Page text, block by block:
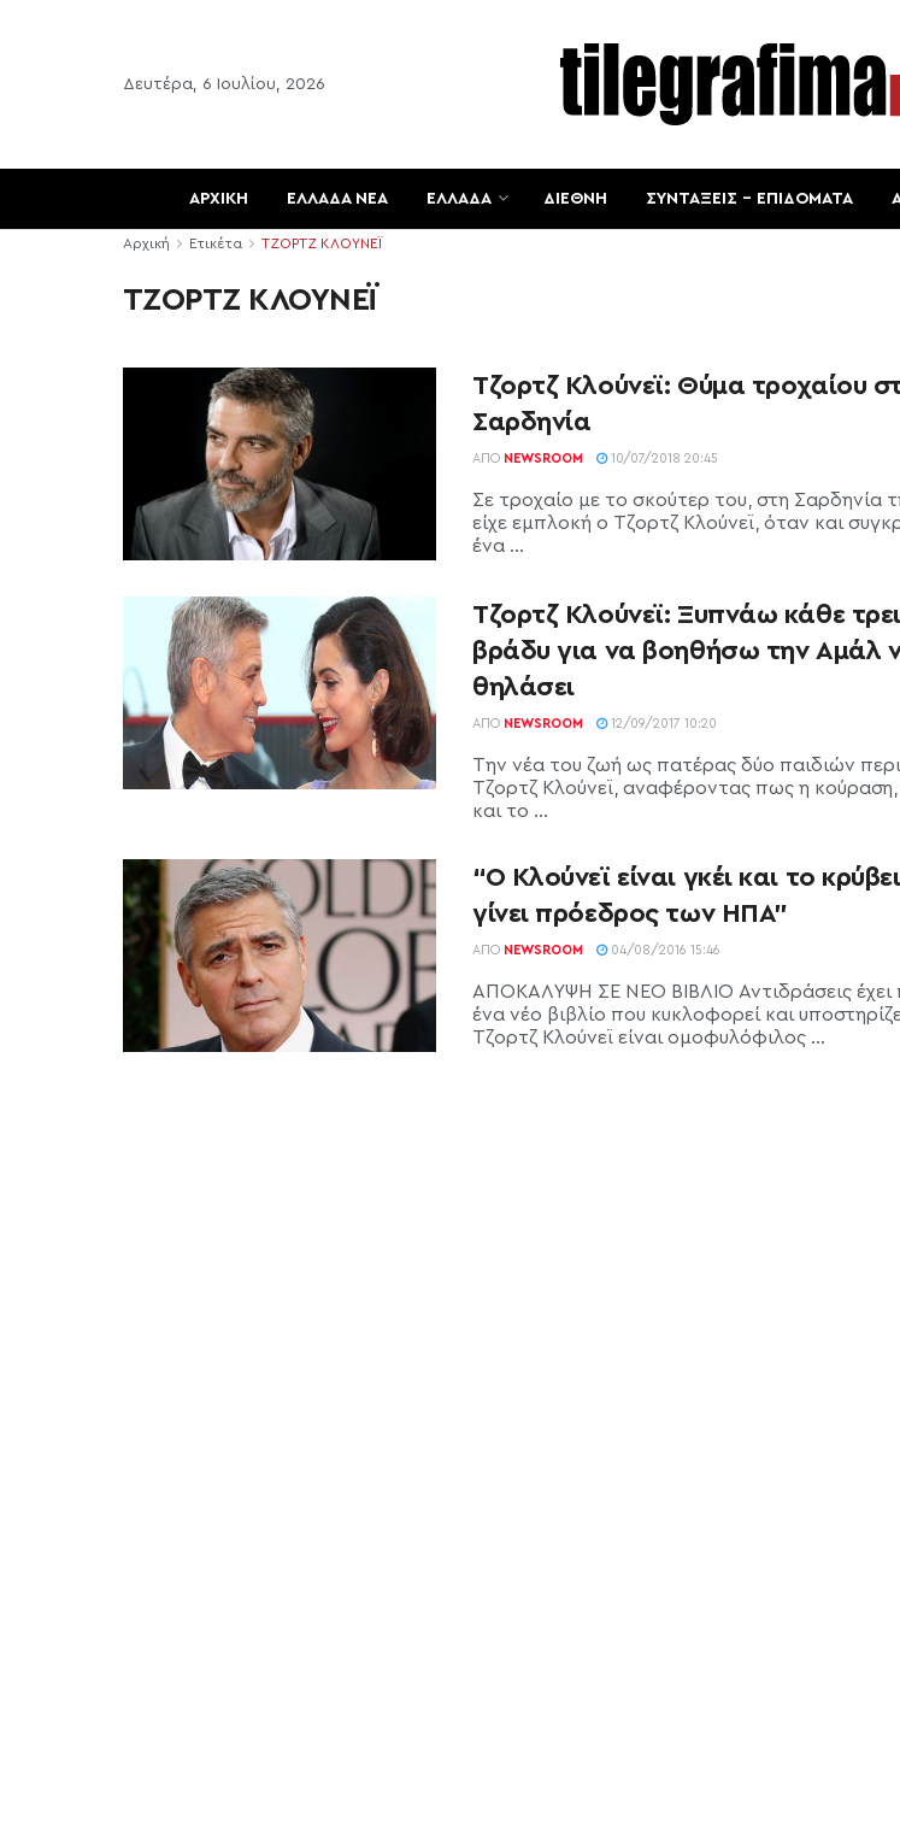
Δευτέρα, 6 Ιουλίου, 2026
ΑΡΧΙΚΗ ΕΛΛΑΔΑ ΝΕΑ ΕΛΛΑΔΑ ΔΙΕΘΝΗ ΣΥΝΤΑΞΕΙΣ – ΕΠΙΔΟΜΑΤΑ
Αρχική Ετικέτα ΤΖΟΡΤΖ ΚΛΟΥΝΕΪ
ΤΖΟΡΤΖ ΚΛΟΥΝΕΪ
Τζορτζ Κλούνεϊ: Θύμα τροχαίου
Σαρδηνία
ΑΠΌ NEWSROOM 10/07/2018 20:45
Σε τροχαίο με το σκούτερ του, στη Σαρδηνία
είχε εμπλοκή ο Τζορτζ Κλούνεϊ, όταν και
ένα ...
Τζορτζ Κλούνεϊ: Ξυπνάω κάθε
βράδυ για να βοηθήσω την Αμάλ
θηλάσει
ΑΠΌ NEWSROOM 12/09/2017 10:20
Την νέα του ζωή ως πατέρας δύο παιδιών
Τζορτζ Κλούνεϊ, αναφέροντας πως η κούραση,
και το ...
“Ο Κλούνεϊ είναι γκέι και το
γίνει πρόεδρος των ΗΠΑ”
ΑΠΌ NEWSROOM 04/08/2016 15:46
ΑΠΟΚΑΛΥΨΗ ΣΕ ΝΕΟ ΒΙΒΛΙΟ Αντιδράσεις έχει
ένα νέο βιβλίο που κυκλοφορεί και
Τζορτζ Κλούνεϊ είναι ομοφυλόφιλος ...